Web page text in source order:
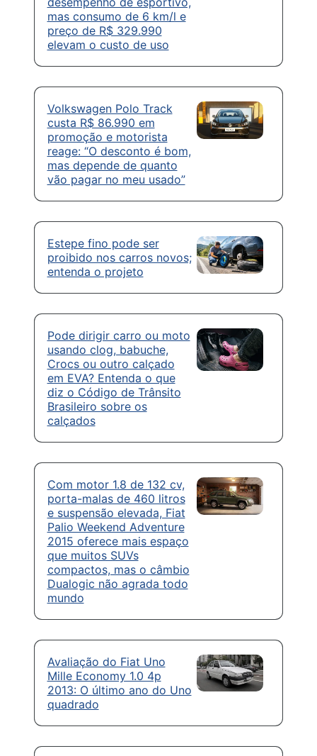
mas consumo de 6 km/l e
preço de R$ 329.990
elevam o custo de uso
Volkswagen Polo Track
custa R$ 86.990 em
promoção e motorista
reage: “O desconto é bom,
mas depende de quanto
vão pagar no meu usado”
Estepe fino pode ser
proibido nos carros novos;
entenda o projeto
Pode dirigir carro ou moto
usando clog, babuche,
Crocs ou outro calçado
em EVA? Entenda o que
diz o Código de Trânsito
Brasileiro sobre os
calçados
Com motor 1.8 de 132 cv,
porta-malas de 460 litros
e suspensão elevada, Fiat
Palio Weekend Adventure
2015 oferece mais espaço
que muitos SUVs
compactos, mas o câmbio
Dualogic não agrada todo
mundo
Avaliação do Fiat Uno
Mille Economy 1.0 4p
2013: O último ano do Uno
quadrado